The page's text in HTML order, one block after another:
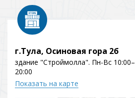
г.Тула, Осиновая гора 2б
здание "Строймолла". Пн-Вс 10:00–
20:00
Показать на карте